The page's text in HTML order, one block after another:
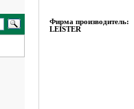
Фирма производитель:
LEISTER